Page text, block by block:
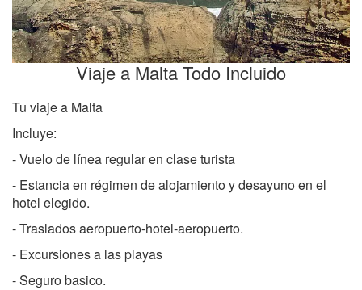
Viaje a Malta Todo Incluido
Tu viaje a Malta
Incluye:
- Vuelo de línea regular en clase turista
- Estancia en régimen de alojamiento y desayuno en el
hotel elegido.
- Traslados aeropuerto-hotel-aeropuerto.
- Excursiones a las playas
- Seguro basico.